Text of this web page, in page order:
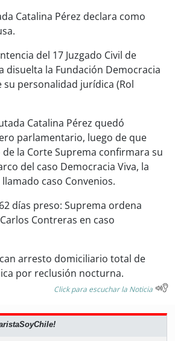
Catalina Pérez declara como
del 17 Juzgado Civil de
disuelta la Fundación Democracia
su personalidad jurídica (Rol
Catalina Pérez quedó
parlamentario, luego de que
de la Corte Suprema confirmara su
del caso Democracia Viva, la
caso Convenios.
días preso: Suprema ordena
Contreras en caso
arresto domiciliario total de
por reclusión nocturna.
Click para escuchar la Noticia